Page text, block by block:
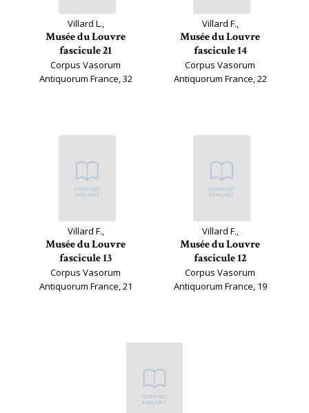
Villard L.,
Musée du Louvre
fascicule 21
Corpus Vasorum
Antiquorum France, 32
Villard F.,
Musée du Louvre
fascicule 14
Corpus Vasorum
Antiquorum France, 22
Villard F.,
Musée du Louvre
fascicule 13
Corpus Vasorum
Antiquorum France, 21
Villard F.,
Musée du Louvre
fascicule 12
Corpus Vasorum
Antiquorum France, 19